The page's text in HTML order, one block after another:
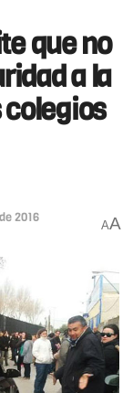
que no
a la
colegios
2016
AA